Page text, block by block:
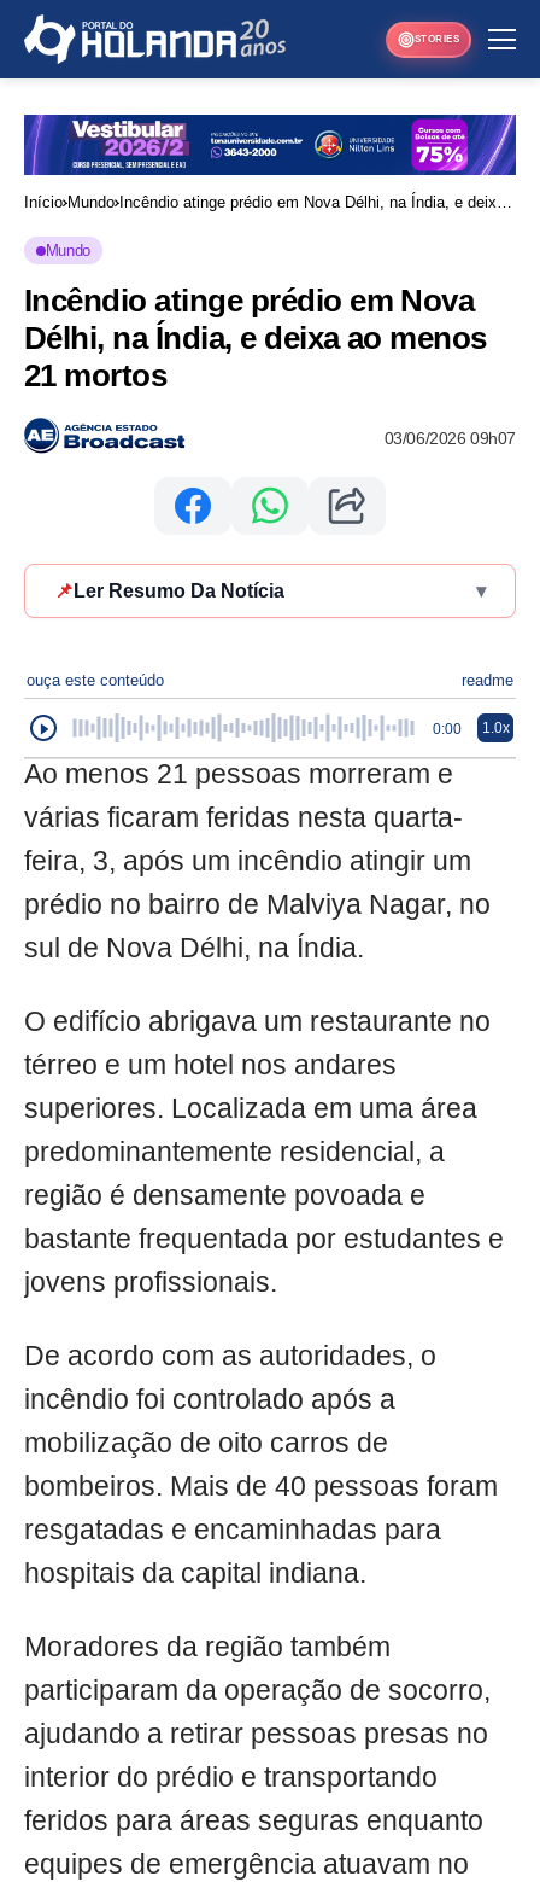
STORIES
Início Mundo Incêndio atinge prédio em Nova Délhi, na Índia, e deixa
Mundo
Incêndio atinge prédio em Nova
Délhi, na Índia, e deixa ao menos
21 mortos
03/06/2026 09h07
📌 Ler Resumo Da Notícia ▾
ouça este conteúdo readme
0:00 1.0x
Ao menos 21 pessoas morreram e
várias ficaram feridas nesta quarta-
feira, 3, após um incêndio atingir um
prédio no bairro de Malviya Nagar, no
sul de Nova Délhi, na Índia.
O edifício abrigava um restaurante no
térreo e um hotel nos andares
superiores. Localizada em uma área
predominantemente residencial, a
região é densamente povoada e
bastante frequentada por estudantes e
jovens profissionais.
De acordo com as autoridades, o
incêndio foi controlado após a
mobilização de oito carros de
bombeiros. Mais de 40 pessoas foram
resgatadas e encaminhadas para
hospitais da capital indiana.
Moradores da região também
participaram da operação de socorro,
ajudando a retirar pessoas presas no
interior do prédio e transportando
feridos para áreas seguras enquanto
equipes de emergência atuavam no